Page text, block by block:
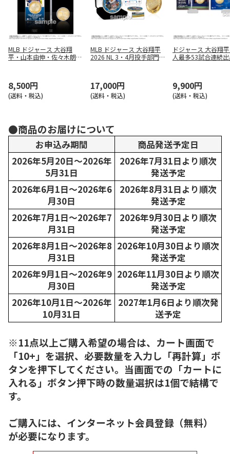
MLB ドジャース 大谷翔
平・山本由伸・佐々木朗希
8,500円
(送料・税込)
MLB ドジャース 大谷翔平
2026 NL 3・4月投手部門
17,000円
(送料・税込)
ドジャース 大谷翔
人最多53試合連続
9,900円
(送料・税込)
●商品のお届けについて
お申込み期間
商品発送予定日
2026年5月20日～2026年
5月31日
2026年7月31日より順次
発送予定
2026年6月1日～2026年6
月30日
2026年8月31日より順次
発送予定
2026年7月1日～2026年7
月31日
2026年9月30日より順次
発送予定
2026年8月1日～2026年8
月31日
2026年10月30日より順次
発送予定
2026年9月1日～2026年9
月30日
2026年11月30日より順次
発送予定
2026年10月1日～2026年
10月31日
2027年1月6日より順次発
送予定
※11点以上ご購入希望の場合は、カート画面で
「10+」を選択、必要数量を入力し「再計算」ボ
タンを押下してください。当画面での「カートに
入れる」ボタン押下時の数量選択は1個で結構で
す。
ご購入には、インターネット会員登録（無料）
が必要になります。